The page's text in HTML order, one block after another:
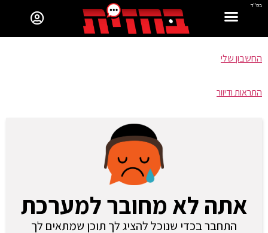
בס"ד
החשבון שלי
התראות ודיוור
אתה לא מחובר למערכת
התחבר בכדי שנוכל להציג לך תוכן שמתאים לך